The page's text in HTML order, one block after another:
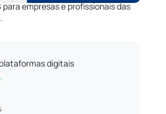
para empresas e profissionais das
digitais